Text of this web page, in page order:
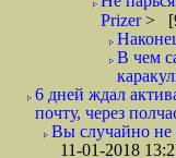
Prizer>
В чем
6 дней ждал
почту, через
Вы случайно не
11-01-2018